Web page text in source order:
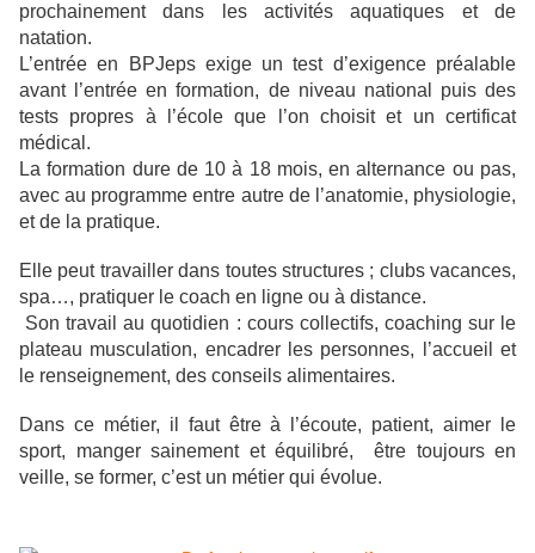
prochainement dans les activités aquatiques et de
natation.
L’entrée en BPJeps exige un test d’exigence préalable
avant l’entrée en formation, de niveau national puis des
tests propres à l’école que l’on choisit et un certificat
médical.
La formation dure de 10 à 18 mois, en alternance ou pas,
avec au programme entre autre de l’anatomie, physiologie,
et de la pratique.
Elle peut travailler dans toutes structures ; clubs vacances,
spa…, pratiquer le coach en ligne ou à distance.
Son travail au quotidien : cours collectifs, coaching sur le
plateau musculation, encadrer les personnes, l’accueil et
le renseignement, des conseils alimentaires.
Dans ce métier, il faut être à l’écoute, patient, aimer le
sport, manger sainement et équilibré, être toujours en
veille, se former, c’est un métier qui évolue.